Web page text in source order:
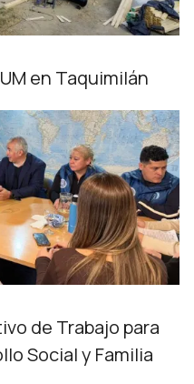
en Taquimilán
de Trabajo para
Social y Familia